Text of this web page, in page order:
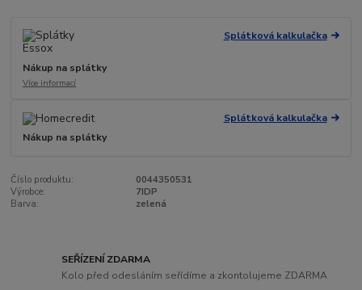
Splátková kalkulačka
Nákup na splátky
Více informací
Splátková kalkulačka
Nákup na splátky
Číslo produktu:
0044350531
Výrobce:
7IDP
Barva:
zelená
SEŘÍZENÍ ZDARMA
Kolo před odesláním seřídíme a zkontolujeme ZDARMA